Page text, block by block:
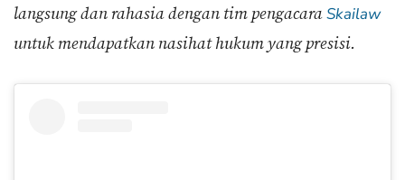
langsung dan rahasia dengan tim pengacaraSkailaw
untuk mendapatkan nasihat hukum yang presisi.